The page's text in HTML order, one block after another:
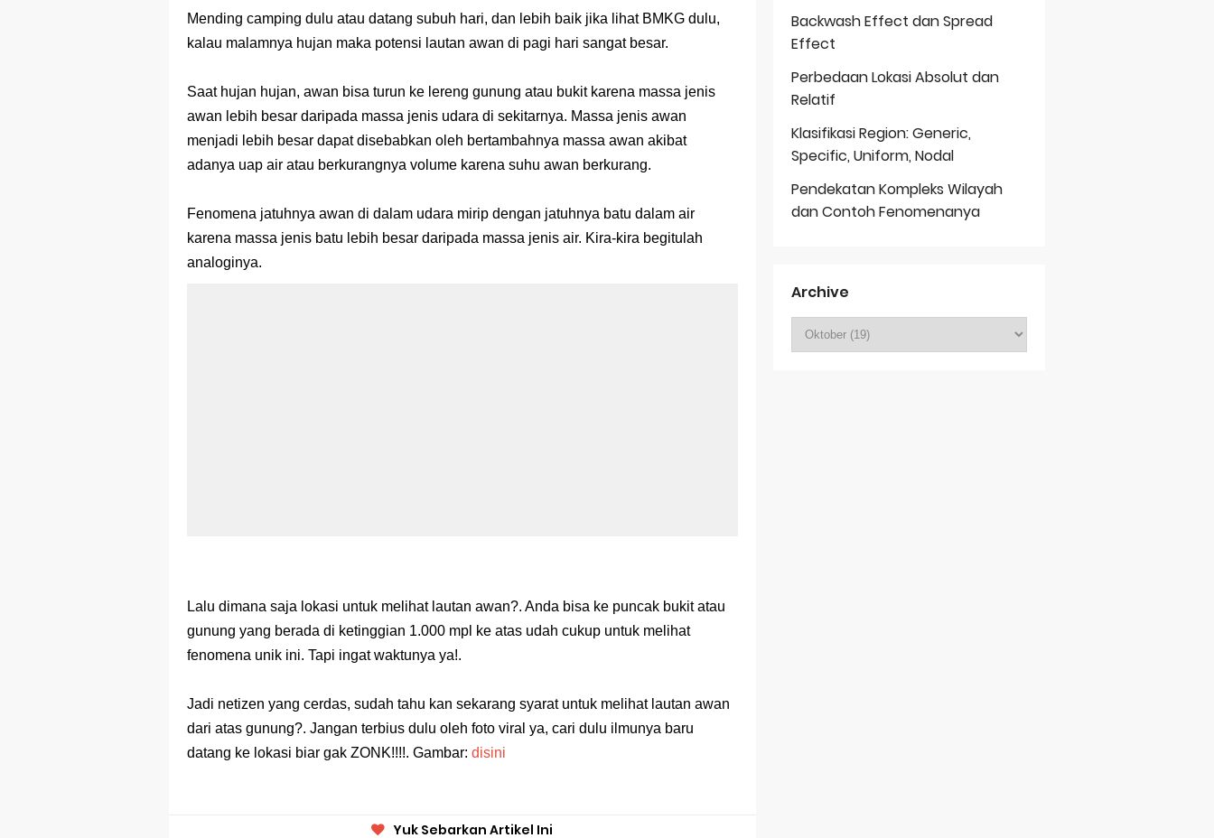
Mending camping dulu atau datang subuh hari, dan lebih baik jika lihat BMKG dulu,
kalau malamnya hujan maka potensi lautan awan di pagi hari sangat besar.
Saat hujan hujan, awan bisa turun ke lereng gunung atau bukit karena massa jenis
awan lebih besar daripada massa jenis udara di sekitarnya. Massa jenis awan
menjadi lebih besar dapat disebabkan oleh bertambahnya massa awan akibat
adanya uap air atau berkurangnya volume karena suhu awan berkurang.
Fenomena jatuhnya awan di dalam udara mirip dengan jatuhnya batu dalam air
karena massa jenis batu lebih besar daripada massa jenis air. Kira-kira begitulah
analoginya.
Lalu dimana saja lokasi untuk melihat lautan awan?. Anda bisa ke puncak bukit atau
gunung yang berada di ketinggian 1.000 mpl ke atas udah cukup untuk melihat
fenomena unik ini. Tapi ingat waktunya ya!.
Jadi netizen yang cerdas, sudah tahu kan sekarang syarat untuk melihat lautan awan
dari atas gunung?. Jangan terbius dulu oleh foto viral ya, cari dulu ilmunya baru
datang ke lokasi biar gak ZONK!!!!. Gambar: disini
Yuk Sebarkan Artikel Ini
Backwash Effect dan Spread
Effect
Perbedaan Lokasi Absolut dan
Relatif
Klasifikasi Region: Generic,
Specific, Uniform, Nodal
Pendekatan Kompleks Wilayah
dan Contoh Fenomenanya
Archive